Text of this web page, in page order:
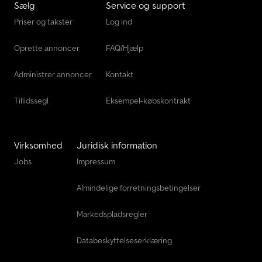
Sælg
Priser og takster
Oprette annoncer
Administrer annoncer
Tillidssegl
Service og support
Log ind
FAQ/Hjælp
Kontakt
Eksempel-købskontrakt
Virksomhed
Jobs
Juridisk information
Impressum
Almindelige forretningsbetingelser
Markedspladsregler
Databeskyttelseserklæring